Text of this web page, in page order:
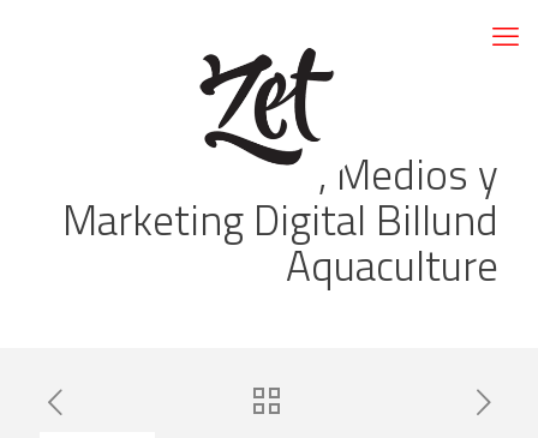
RRSS, Medios y
Marketing Digital Billund
Aquaculture